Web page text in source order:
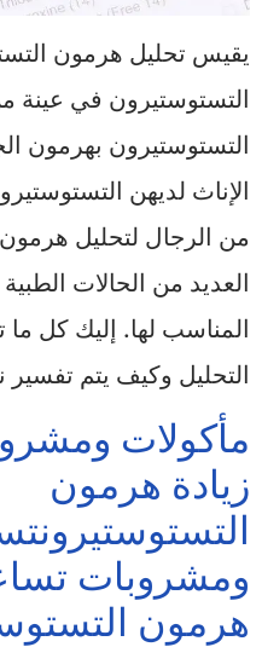
يقيس تحليل هرمون
التستوستيرون في عينة
التستوستيرون بهرمون
الإناث لديهن
من الرجال لتحليل
العديد من الحالات
المناسب لها. إليك كل
التحليل وكيف يتم
مأكولات
زيادة هرمون
ومشروبات
هرمون